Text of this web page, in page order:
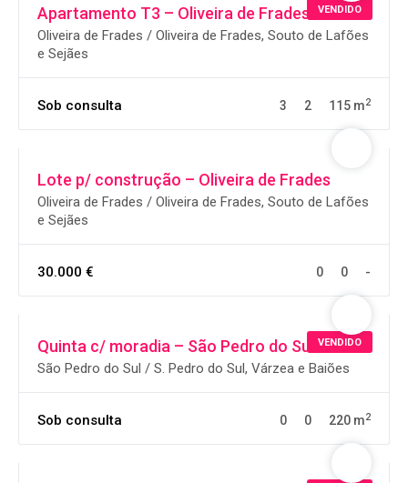
VENDIDO
Apartamento T3 – Oliveira de Frades
Oliveira de Frades / Oliveira de Frades, Souto de Lafões
e Sejães
Sob consulta 115 m2
2
3
Lote p/ construção – Oliveira de Frades
Oliveira de Frades / Oliveira de Frades, Souto de Lafões
e Sejães
30.000 € -
0
0
VENDIDO
Quinta c/ moradia – São Pedro do Sul
São Pedro do Sul / S. Pedro do Sul, Várzea e Baiões
Sob consulta 220 m2
0
0